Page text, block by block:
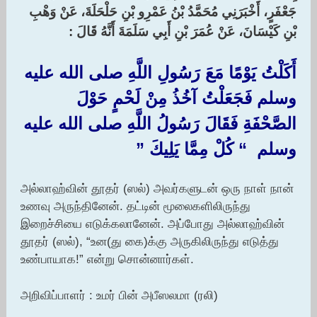
جَعْفَرٍ، أَخْبَرَنِي مُحَمَّدُ بْنُ عَمْرِو بْنِ حَلْحَلَةَ، عَنْ وَهْبِ
بْنِ كَيْسَانَ، عَنْ عُمَرَ بْنِ أَبِي سَلَمَةَ أَنَّهُ قَالَ :‏
أَكَلْتُ يَوْمًا مَعَ رَسُولِ اللَّهِ صلى الله عليه
وسلم فَجَعَلْتُ آخُذُ مِنْ لَحْمٍ حَوْلَ
الصَّحْفَةِ فَقَالَ رَسُولُ اللَّهِ صلى الله عليه
وسلم ‏ “‏ كُلْ مِمَّا يَلِيكَ ‏”‏
அல்லாஹ்வின் தூதர் (ஸல்) அவர்களுடன் ஒரு நாள் நான்
உணவு அருந்தினேன். தட்டின் மூலைகளிலிருந்து
இறைச்சியை எடுக்கலானேன். அப்போது அல்லாஹ்வின்
தூதர் (ஸல்), “உன(து கை)க்கு அருகிலிருந்து எடுத்து
உண்பாயாக!” என்று சொன்னார்கள்.
அறிவிப்பாளர் : உமர் பின் அபீஸலமா (ரலி)